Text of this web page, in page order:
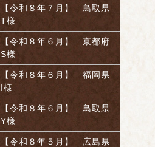
【令和８年７月】 鳥取県
T様
【令和８年６月】 京都府
S様
【令和８年６月】 福岡県
I様
【令和８年６月】 鳥取県
Y様
【令和８年５月】 広島県